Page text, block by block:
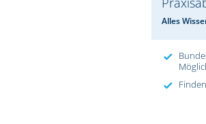
Alles